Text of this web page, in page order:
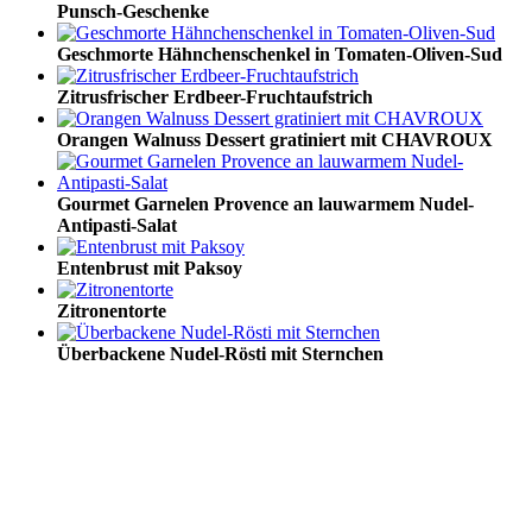
Punsch-Geschenke
Geschmorte Hähnchenschenkel in Tomaten-Oliven-Sud
Zitrusfrischer Erdbeer-Fruchtaufstrich
Orangen Walnuss Dessert gratiniert mit CHAVROUX
Gourmet Garnelen Provence an lauwarmem Nudel-
Antipasti-Salat
Entenbrust mit Paksoy
Zitronentorte
Überbackene Nudel-Rösti mit Sternchen